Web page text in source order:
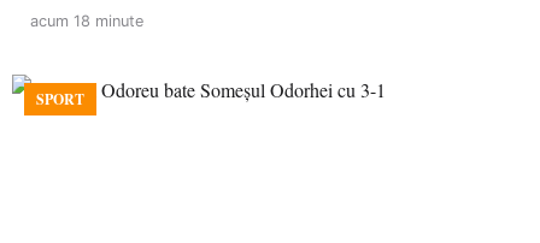
acum 18 minute
SPORT